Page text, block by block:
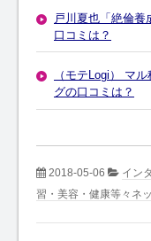
戸川夏也「絶倫
口コミは？
（モテLogi） マ
グの口コミは？
2018-05-06
イン
習・美容・健康等々ネ